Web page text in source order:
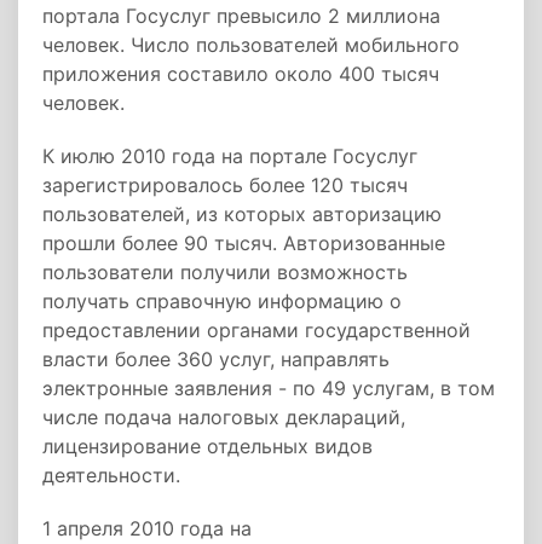
портала Госуслуг превысило 2 миллиона
человек. Число пользователей мобильного
приложения составило около 400 тысяч
человек.
К июлю 2010 года на портале Госуслуг
зарегистрировалось более 120 тысяч
пользователей, из которых авторизацию
прошли более 90 тысяч. Авторизованные
пользователи получили возможность
получать справочную информацию о
предоставлении органами государственной
власти более 360 услуг, направлять
электронные заявления - по 49 услугам, в том
числе подача налоговых деклараций,
лицензирование отдельных видов
деятельности.
1 апреля 2010 года на